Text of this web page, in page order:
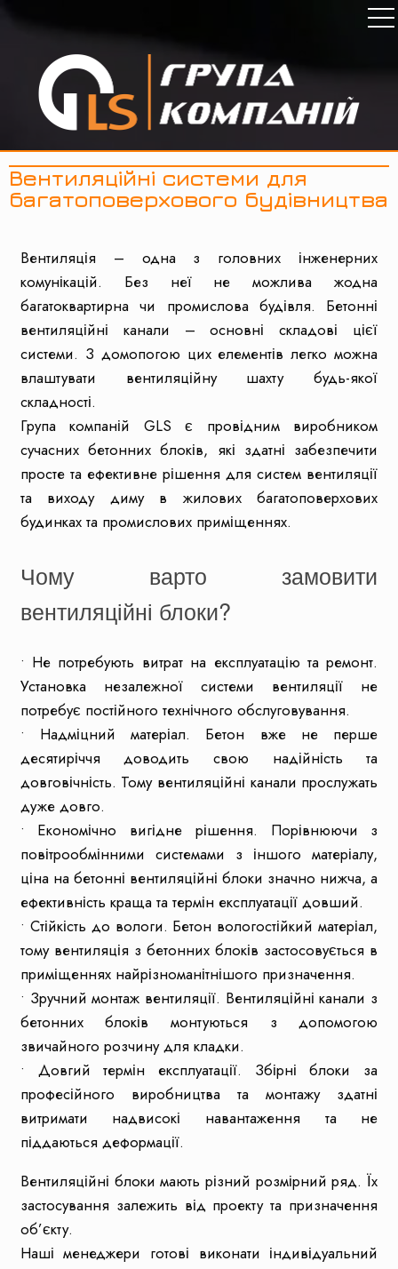
Вентиляційні системи для
багатоповерхового будівництва
Вентиляція – одна з головних інженерних
комунікацій. Без неї не можлива жодна
багатоквартирна чи промислова будівля. Бетонні
вентиляційні канали – основні складові цієї
системи. З домопогою цих елементів легко можна
влаштувати вентиляційну шахту будь-якої
складності.
Група компаній GLS є провідним виробником
сучасних бетонних блоків, які здатні забезпечити
просте та ефективне рішення для систем вентиляції
та виходу диму в жилових багатоповерхових
будинках та промислових приміщеннях.
Чому варто замовити
вентиляційні блоки?
• Не потребують витрат на експлуатацію та ремонт.
Установка незалежної системи вентиляції не
потребує постійного технічного обслуговування.
• Надміцний матеріал. Бетон вже не перше
десятиріччя доводить свою надійність та
довговічність. Тому вентиляційні канали прослужать
дуже довго.
• Економічно вигідне рішення. Порівнюючи з
повітрообмінними системами з іншого матеріалу,
ціна на бетонні вентиляційні блоки значно нижча, а
ефективність краща та термін експлуатації довший.
• Стійкість до вологи. Бетон вологостійкий матеріал,
тому вентиляція з бетонних блоків застосовується в
приміщеннях найрізноманітнішого призначення.
• Зручний монтаж вентиляції. Вентиляційні канали з
бетонних блоків монтуються з допомогою
звичайного розчину для кладки.
• Довгий термін експлуатації. Збірні блоки за
професійного виробництва та монтажу здатні
витримати надвисокі навантаження та не
піддаються деформації.
Вентиляційні блоки мають різний розмірний ряд. Їх
застосування залежить від проекту та призначення
об’єкту.
Наші менеджери готові виконати індивідуальний